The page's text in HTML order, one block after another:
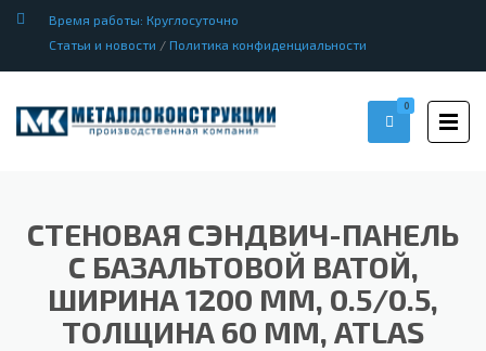
Время работы: Круглосуточно
Статьи и новости / Политика конфиденциальности
0
СТЕНОВАЯ СЭНДВИЧ-ПАНЕЛЬ
С БАЗАЛЬТОВОЙ ВАТОЙ,
ШИРИНА 1200 ММ, 0.5/0.5,
ТОЛЩИНА 60 ММ, ATLAS